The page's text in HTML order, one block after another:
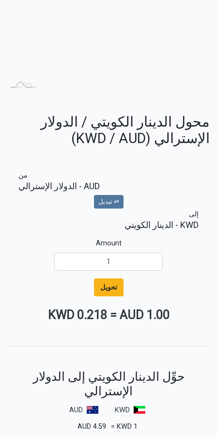
محول الدينار الكويتي / الدولار
الإسترالي (KWD / AUD)
من
AUD - الدولار الإسترالي
⇌ تبديل
إلى
KWD - الدينار الكويتي
Amount
تحويل
1.00 AUD
=
0.218 KWD
حوِّل الدينار الكويتي إلى الدولار
الإسترالي
KWD
AUD
1
KWD
=
4.59
AUD